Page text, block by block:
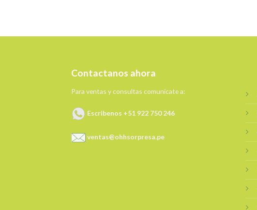
Contactanos ahora
Para ventas y consultas comunícate a:
Escribenos +51 922 750 246
ventas@ohhsorpresa.pe